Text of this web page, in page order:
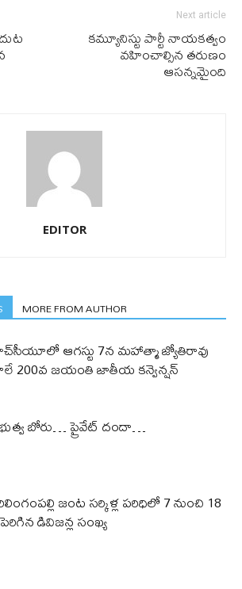
Next article
కమ్యూనిస్టు పార్టీ నాయకత్వం
వహించాల్సిన తరుణం
ఆసన్నమైంది
EDITOR
MORE FROM AUTHOR
ఆగస్టు 7న మహాత్మా జ్యోతిరావు
200వ జయంతి జాతీయ కన్వెన్షన్
బోరు… ప్రైవేట్ దందా…
జంట సర్కిళ్ల పరిధిలో 7 నుంచి 18
డివిజన్ల సంఖ్య